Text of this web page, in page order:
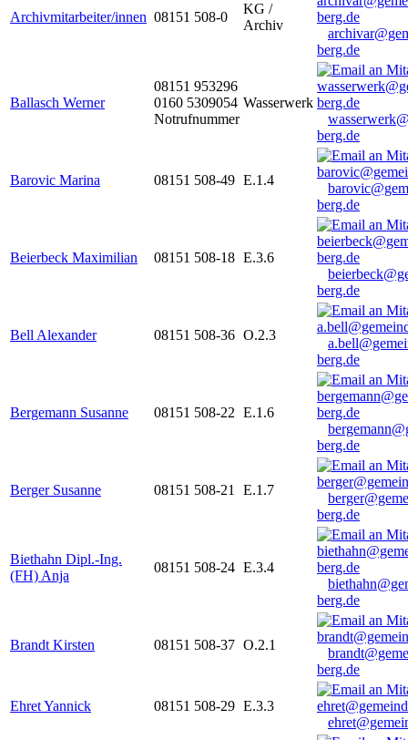
Archivmitarbeiter/innen 08151 508-0
KG /
Archiv
berg.de
Ballasch Werner
08151 953296
0160 5309054
Notrufnummer
Wasserwerk
berg.de
Barovic Marina 08151 508-49 E.1.4
berg.de
Beierbeck Maximilian 08151 508-18 E.3.6
berg.de
Bell Alexander 08151 508-36 O.2.3
berg.de
Bergemann Susanne 08151 508-22 E.1.6
berg.de
Berger Susanne 08151 508-21 E.1.7
berg.de
Biethahn Dipl.-Ing.
(FH) Anja
08151 508-24 E.3.4
berg.de
Brandt Kirsten 08151 508-37 O.2.1
berg.de
Ehret Yannick 08151 508-29 E.3.3